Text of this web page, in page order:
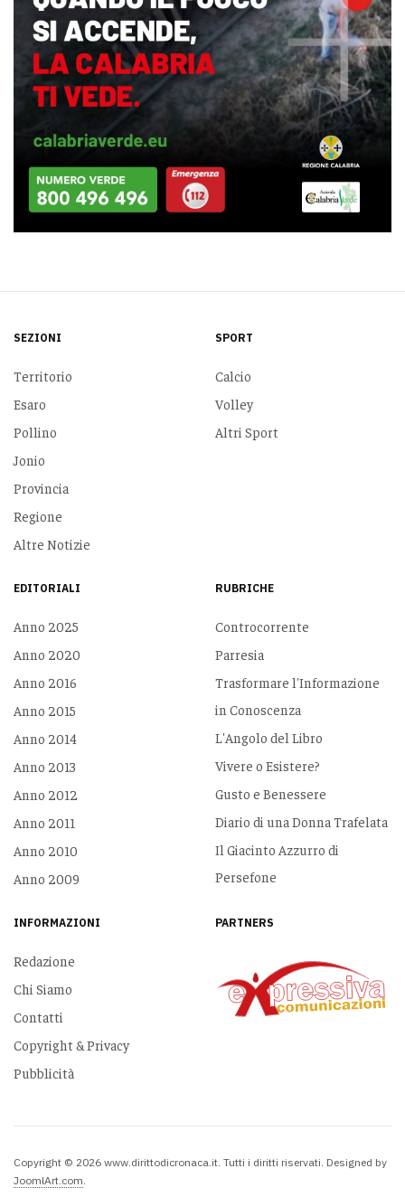
SEZIONI
Territorio
Esaro
Pollino
Jonio
Provincia
Regione
Altre Notizie
SPORT
Calcio
Volley
Altri Sport
EDITORIALI
Anno 2025
Anno 2020
Anno 2016
Anno 2015
Anno 2014
Anno 2013
Anno 2012
Anno 2011
Anno 2010
Anno 2009
RUBRICHE
Controcorrente
Parresia
Trasformare l'Informazione
in Conoscenza
L'Angolo del Libro
Vivere o Esistere?
Gusto e Benessere
Diario di una Donna Trafelata
Il Giacinto Azzurro di
Persefone
INFORMAZIONI
Redazione
Chi Siamo
Contatti
Copyright & Privacy
Pubblicità
PARTNERS
Copyright © 2026 www.dirittodicronaca.it. Tutti i diritti riservati. Designed by
JoomlArt.com.